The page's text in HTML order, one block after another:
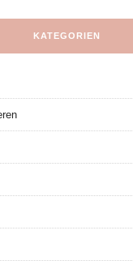
KATEGORIEN